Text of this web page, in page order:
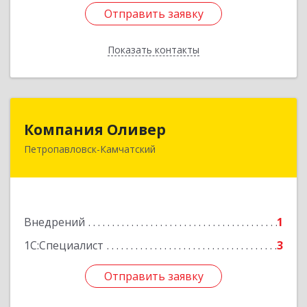
Отправить заявку
Показать контакты
Отправить заявку
Назад
Компания Оливер
Петропавловск-Камчатский
Внедрений
1
1С:Специалист
3
Отправить заявку
683002, Камчатский край, Петропавловск-
Отправить заявку